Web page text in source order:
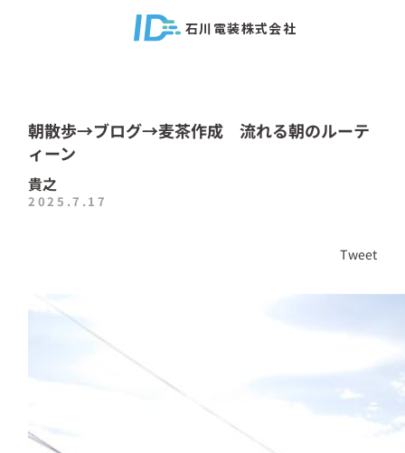
石川電装株式会社
朝散歩→ブログ→麦茶作成 流れる朝のルーテ
ィーン
貴之
2025.7.17
Tweet